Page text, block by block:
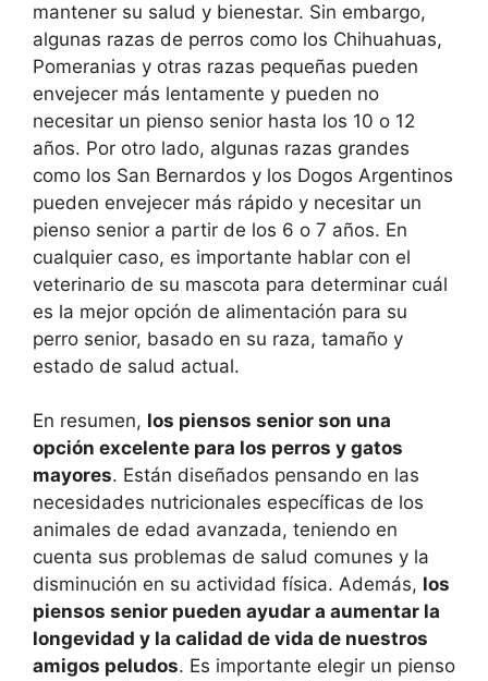
mantener su salud y bienestar. Sin embargo,
algunas razas de perros como los Chihuahuas,
Pomeranias y otras razas pequeñas pueden
envejecer más lentamente y pueden no
necesitar un pienso senior hasta los 10 o 12
años. Por otro lado, algunas razas grandes
como los San Bernardos y los Dogos Argentinos
pueden envejecer más rápido y necesitar un
pienso senior a partir de los 6 o 7 años. En
cualquier caso, es importante hablar con el
veterinario de su mascota para determinar cuál
es la mejor opción de alimentación para su
perro senior, basado en su raza, tamaño y
estado de salud actual.
En resumen, los piensos senior son una
opción excelente para los perros y gatos
mayores. Están diseñados pensando en las
necesidades nutricionales específicas de los
animales de edad avanzada, teniendo en
cuenta sus problemas de salud comunes y la
disminución en su actividad física. Además, los
piensos senior pueden ayudar a aumentar la
longevidad y la calidad de vida de nuestros
amigos peludos. Es importante elegir un pienso